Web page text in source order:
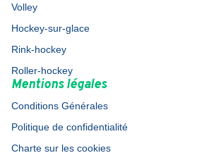
Volley
Hockey-sur-glace
Rink-hockey
Roller-hockey
Mentions légales
Conditions Générales
Politique de confidentialité
Charte sur les cookies